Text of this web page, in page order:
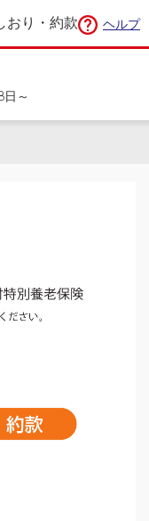
おり・約款 ヘルプ
～